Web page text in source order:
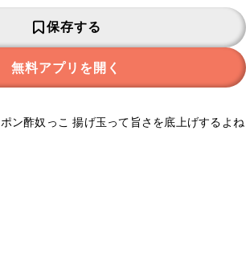
保存する
無料アプリを開く
ン酢奴っこ 揚げ玉って旨さを底上げするよね